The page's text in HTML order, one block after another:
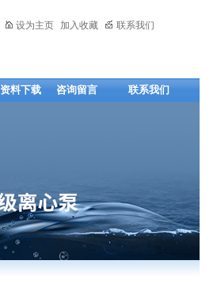
设为主页 加入收藏 联系我们
料下载 咨询留言 联系我们